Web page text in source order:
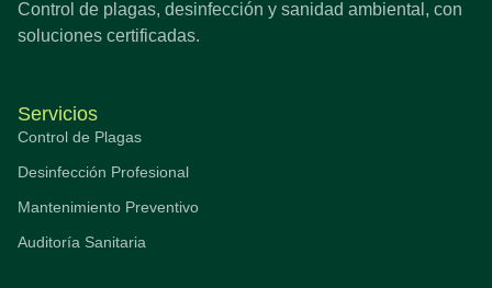
Control de plagas, desinfección y sanidad ambiental, con
soluciones certificadas.
Servicios
Control de Plagas
Desinfección Profesional
Mantenimiento Preventivo
Auditoría Sanitaria